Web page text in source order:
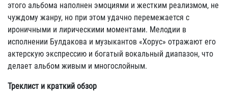
этого альбома наполнен эмоциями и жестким реализмом, не
чуждому жанру, но при этом удачно перемежается с
ироничными и лирическими моментами. Мелодии в
исполнении Булдакова и музыкантов «Хорус» отражают его
актерскую экспрессию и богатый вокальный диапазон, что
делает альбом живым и многослойным.
Треклист и краткий обзор